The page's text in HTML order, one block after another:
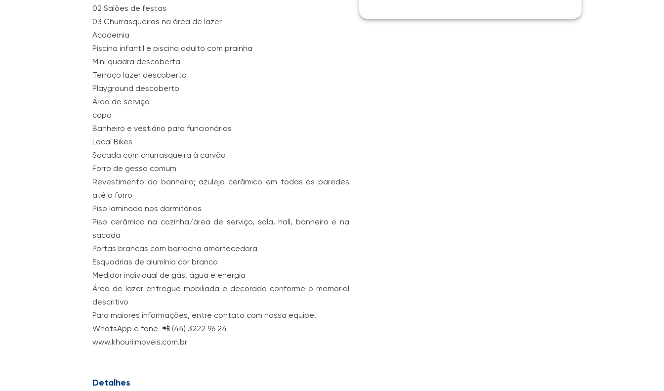
02 Salões de festas
03 Churrasqueiras na área de lazer
Academia
Piscina infantil e piscina adulto com prainha
Mini quadra descoberta
Terraço lazer descoberto
Playground descoberto
Área de serviço
copa
Banheiro e vestiário para funcionários
Local Bikes
Sacada com churrasqueira à carvão
Forro de gesso comum
Revestimento do banheiro; azulejo cerâmico em todas as paredes
até o forro
Piso laminado nos dormitórios
Piso cerâmico na cozinha/área de serviço, sala, hall, banheiro e na
sacada
Portas brancas com borracha amortecedora
Esquadrias de alumínio cor branco
Medidor individual de gás, água e energia
Área de lazer entregue mobiliada e decorada conforme o memorial
descritivo
Para maiores informações, entre contato com nossa equipe!
WhatsApp e fone 📲 (44) 3222 96 24
www.khouriimoveis.com.br
Detalhes